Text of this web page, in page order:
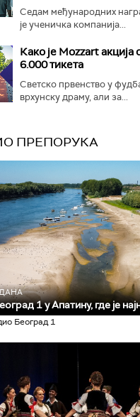
Седам међународних
је ученичка компанија...
Како је Mozzart акција
6.000 тикета
Светско првенство у
врхунску драму, али за...
ПРЕПОРУКА
1 у Апатину, где је
Београд 1